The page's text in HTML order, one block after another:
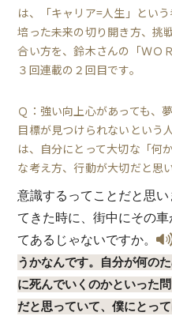
は、「キャリア=人生」とい
培った未来の切り開き方、挑
合い方を、鈴木さんの「ＷＯ
３回連載の２回目です。
Ｑ：強い向上心があっても、
目標が見つけられないという
は、自分にとって大切な「何
な考え方、行動が大切だと思
意識するってことだと思
てきた時に、街中にその
てあるじゃないですか。
うかなんです。自分が何の
に死んでいくのかといった
だと思っていて、僕にとっ